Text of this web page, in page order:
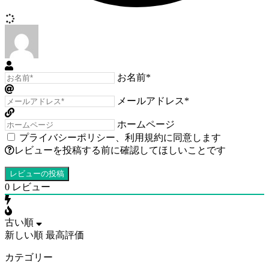
お名前*
メールアドレス*
ホームページ
プライバシーポリシー
利用規約に同意します
レビューを投稿する前に確認してほしいことです
0 レビュー
古い順
新しい順 最高評価
カテゴリー